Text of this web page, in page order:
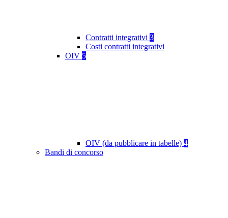
Contratti integrativi 3
Costi contratti integrativi
OIV 5
OIV (da pubblicare in tabelle) 4
Bandi di concorso